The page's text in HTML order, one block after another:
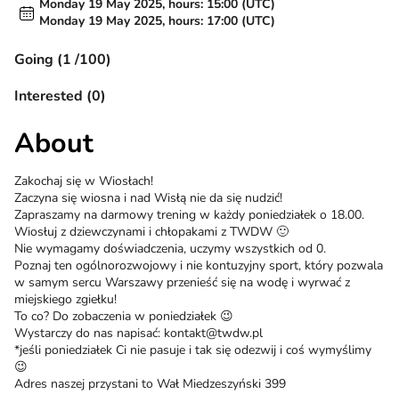
Monday 19 May 2025, hours: 15:00 (UTC)
Monday 19 May 2025, hours: 17:00 (UTC)
Going (1 /100)
Interested (0)
About
Zakochaj się w Wiosłach!
Zaczyna się wiosna i nad Wisłą nie da się nudzić!
Zapraszamy na darmowy trening w każdy poniedziałek o 18.00.
Wiosłuj z dziewczynami i chłopakami z TWDW 🙂
Nie wymagamy doświadczenia, uczymy wszystkich od 0.
Poznaj ten ogólnorozwojowy i nie kontuzyjny sport, który pozwala
w samym sercu Warszawy przenieść się na wodę i wyrwać z
miejskiego zgiełku!
To co? Do zobaczenia w poniedziałek 😉
Wystarczy do nas napisać: kontakt@twdw.pl
*jeśli poniedziałek Ci nie pasuje i tak się odezwij i coś wymyślimy
😉
Adres naszej przystani to Wał Miedzeszyński 399